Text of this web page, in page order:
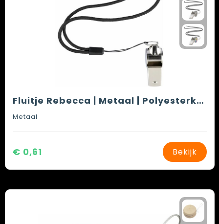
Fluitje Rebecca | Metaal | Polyesterkoord
Metaal
€ 0,61 Bekijk